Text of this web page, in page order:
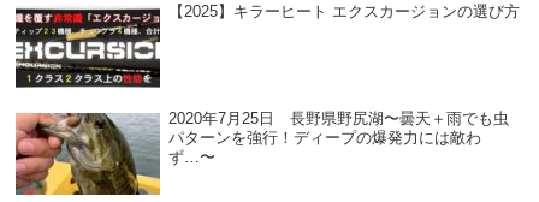
【2025】キラーヒート エクスカージョンの選び方
2020年7月25日 長野県野尻湖〜曇天＋雨でも虫
パターンを強行！ディープの爆発力には敵わ
ず…〜